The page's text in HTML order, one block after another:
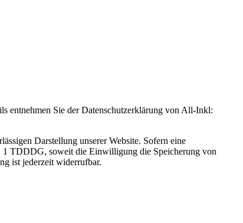
Sie der Datenschutzerklärung von All-Inkl:
Darstellung unserer Website. Sofern eine
TDDDG, soweit die Einwilligung die Speicherung von
ist jederzeit widerrufbar.